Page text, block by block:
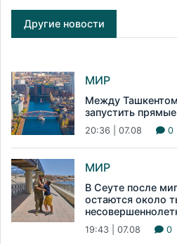
Другие новости
МИР
Между
запустить
20:36 | 07.08 0
МИР
В Сеуте после
остаются около
19:43 | 07.08 0